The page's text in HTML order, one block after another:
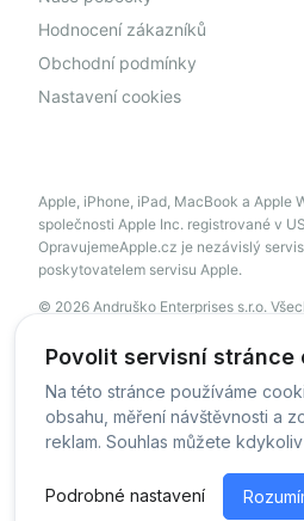
Povolit servisní stránce
Na této stránce používáme
obsahu, měření návštěvnosti a
reklam. Souhlas můžete
Podrobné nastavení
Hodnocení zákazníků
Obchodní podmínky
Nastavení cookies
Apple, iPhone, iPad, MacBook a Apple
společnosti Apple Inc. registrované v
OpravujemeApple.cz je nezávislý
poskytovatelem servisu Apple.
© 2026 Andruško Enterprises s.r.o.
© OpravujemeApple - 2026 -Všechna
Běžíme na